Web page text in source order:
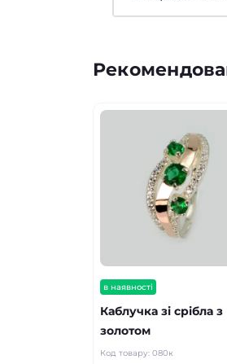
в наявності
Каблучка зі срібла з
золотом
Код товару: 080к